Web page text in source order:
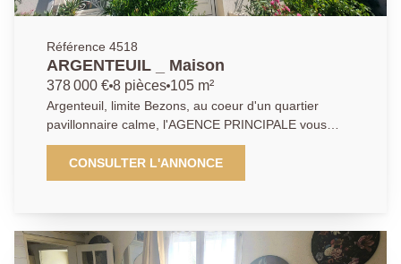
exposé sont disponibles sur le site Géorisques :
www.georisques.gouv.fr. Il vous sera demandé de
nous présenter une pièce d'identité avant chaque
visite. Des travaux sont à prévoir. Pour de plus amples
informations contactez l'Agence afin d'organiser une
visite, AP : 01 34 34 39 29
Référence 4518
ARGENTEUIL _ Maison
378 000 € 8 pièces 105 m²
Argenteuil, limite Bezons, au coeur d'un quartier
pavillonnaire calme, l'AGENCE PRINCIPALE vous
présente en Exclusivité cette propriété de quasi
140m2 au total divisée en deux maisons dont une
maison principale de quasi 105 m2 (Possibilité 2
avec mezzanine d'environ 34m2. En premier lieux,
vous découvrirez donc une grande maison avec : - au
CONSULTER L'ANNONCE